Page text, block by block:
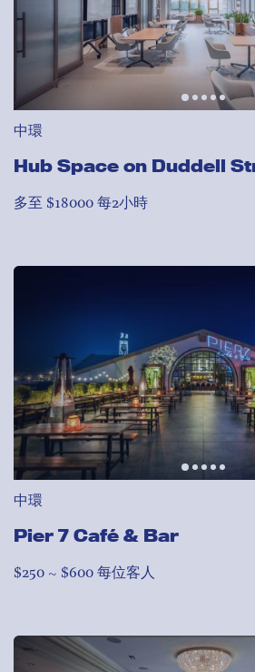
中環
Hub Space on Duddell
多至 $18000 每2小時
中環
Pier 7 Café & Bar
$250 ~ $600 每位客人